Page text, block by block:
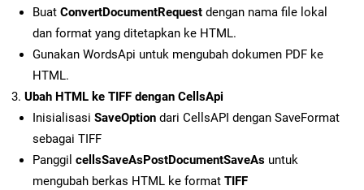
Buat ConvertDocumentRequest dengan nama file lokal
dan format yang ditetapkan ke HTML.
Gunakan WordsApi untuk mengubah dokumen PDF ke
HTML.
Ubah HTML ke TIFF dengan CellsApi
Inisialisasi SaveOption dari CellsAPI dengan SaveFormat
sebagai TIFF
Panggil cellsSaveAsPostDocumentSaveAs untuk
mengubah berkas HTML ke format TIFF